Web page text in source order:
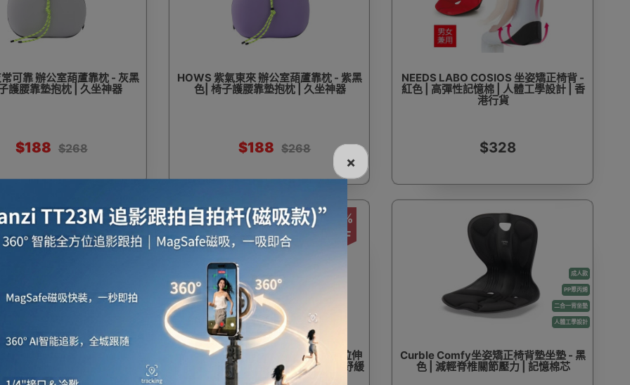
可靠 辦公室葫蘆靠枕 - 灰黑
護腰靠墊抱枕 | 久坐神器
$188 $268
HOWS 紫氣東來 辦公室葫蘆靠枕 - 紫黑
色| 椅子護腰靠墊抱枕 | 久坐神器
$188 $268
NEEDS LABO COSIOS 坐姿矯正椅背 -
紅色 | 高彈性記憶棉 | 人體工學設計 | 香
港行貨
$328
港行貨
38%
OFF
NEEDS LABO CELLSH 背部肌肉拉伸
墊 NEE55 | 足弓支撐型 | 矯正坐姿 | 紓緩
肩頸膊 | 香港行貨
成人款
PP聚丙烯
二合一背坐墊
人體工學設計
Curble Comfy坐姿矯正椅背墊坐墊 - 黑
色 | 減輕脊椎關節壓力 | 記憶棉芯
×